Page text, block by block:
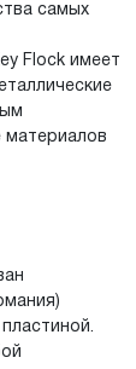
самых
Flock имеет